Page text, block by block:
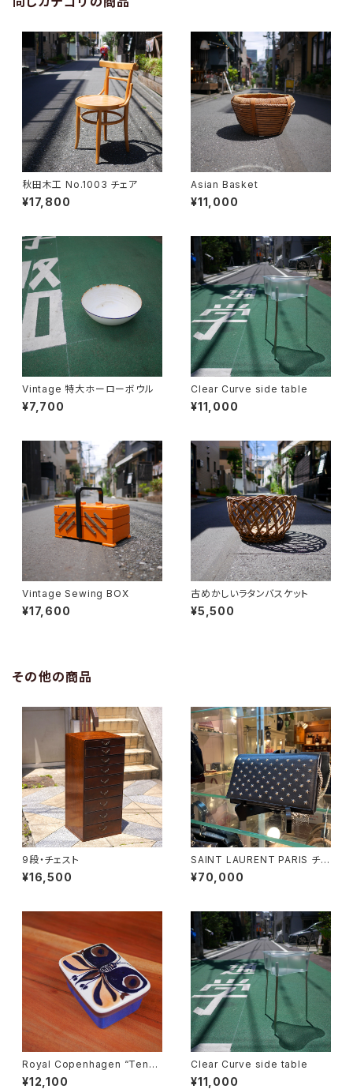
秋田木工 No.1003 チェア
¥17,800
Asian Basket
¥11,000
Vintage 特大ホーローボウル
¥7,700
Clear Curve side table
¥11,000
Vintage Sewing BOX
¥17,600
古めかしいラタンバスケット
¥5,500
その他の商品
9段・チェスト
¥16,500
SAINT LAURENT PARIS チェ
ーンショルダーウォレット
¥70,000
Royal Copenhagen “Tener
a” Butter Case
¥12,100
Clear Curve side table
¥11,000